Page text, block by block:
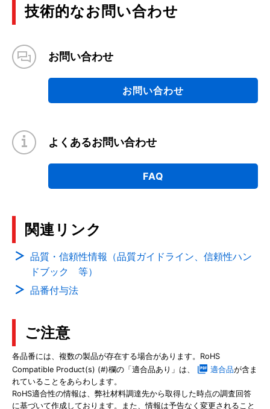
技術的なお問い合わせ
お問い合わせ
お問い合わせ
よくあるお問い合わせ
FAQ
関連リンク
品質・信頼性情報（品質ガイドライン、信頼性ハン
ドブック 等）
品番付与法
ご注意
各品番には、複数の製品が存在する場合があります。RoHS
Compatible Product(s) (#)欄の「適合品あり」は、
適合品が含ま
れていることをあらわします。
RoHS適合性の情報は、弊社材料調達先から取得した時点の調査回答
に基づいて作成しております。また、情報は予告なく変更されること